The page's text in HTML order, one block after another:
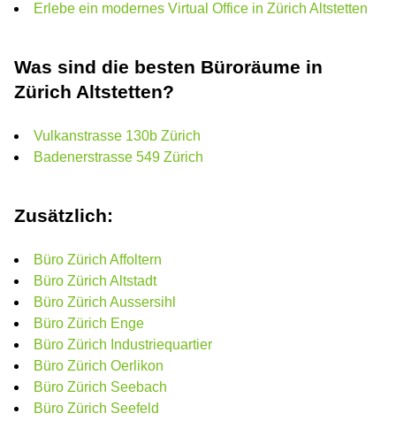
Erlebe ein modernes Virtual Office in Zürich Altstetten
Was sind die besten Büroräume in
Zürich Altstetten?
Vulkanstrasse 130b Zürich
Badenerstrasse 549 Zürich
Zusätzlich:
Büro Zürich Affoltern
Büro Zürich Altstadt
Büro Zürich Aussersihl
Büro Zürich Enge
Büro Zürich Industriequartier
Büro Zürich Oerlikon
Büro Zürich Seebach
Büro Zürich Seefeld